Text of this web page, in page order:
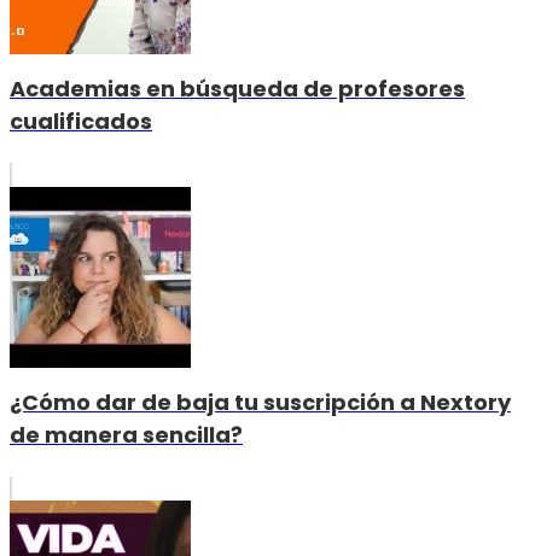
Academias en búsqueda de profesores
cualificados
¿Cómo dar de baja tu suscripción a Nextory
de manera sencilla?